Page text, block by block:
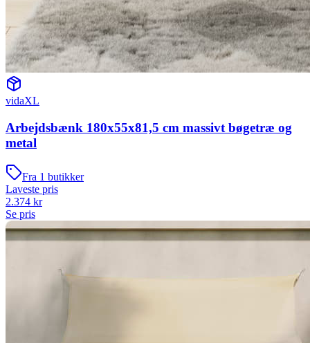
vidaXL
Arbejdsbænk 180x55x81,5 cm massivt bøgetræ og
metal
Fra 1 butikker
Laveste pris
2.374 kr
Se pris